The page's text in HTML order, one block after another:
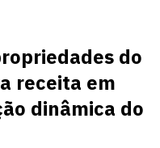
do
receita em
dinâmica do